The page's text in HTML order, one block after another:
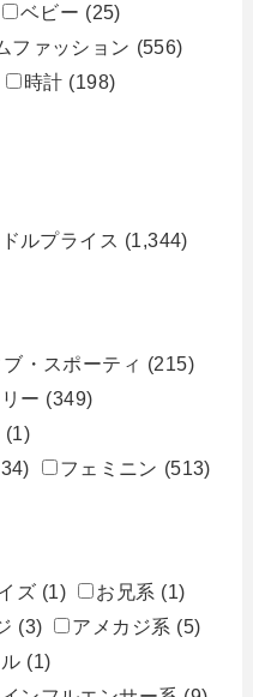
ベビー (25)
ファッション (556)
時計 (198)
ドルプライス (1,344)
・スポーティ (215)
ー (349)
(1)
フェミニン (513)
ズ (1) お兄系 (1)
(3) アメカジ系 (5)
(1)